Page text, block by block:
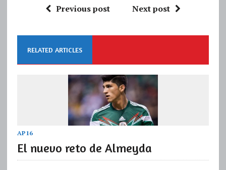
Previous post Next post
RELATED ARTICLES
AP16
El nuevo reto de Almeyda